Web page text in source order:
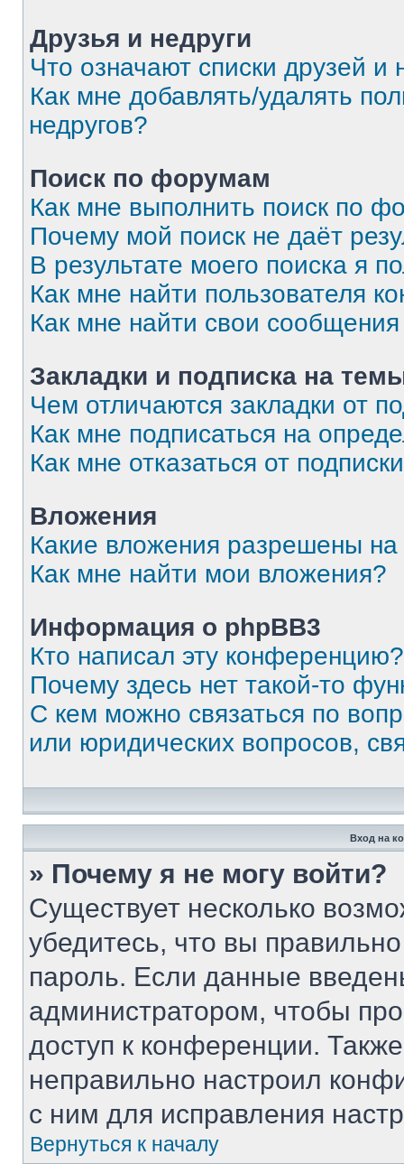
Друзья и недруги
Что означают списки друзей и
Как мне добавлять/удалять
недругов?
Поиск по форумам
Как мне выполнить поиск по
Почему мой поиск не даёт
В результате моего поиска я
Как мне найти пользователя
Как мне найти свои
Закладки и подписка на
Чем отличаются закладки от
Как мне подписаться на
Как мне отказаться от
Вложения
Какие вложения разрешены
Как мне найти мои вложения?
Информация о phpBB3
Кто написал эту конференцию?
Почему здесь нет такой-то
С кем можно связаться по
или юридических вопросов,
Вход на
» Почему я не могу войти?
Существует несколько
убедитесь, что вы
пароль. Если данные
администратором, чтобы
доступ к конференции.
неправильно настроил
с ним для исправления
Вернуться к началу